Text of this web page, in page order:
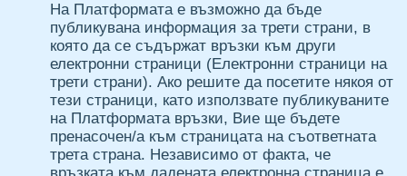
На Платформата е възможно да бъде
публикувана информация за трети страни, в
която да се съдържат връзки към други
електронни страници (Електронни страници на
трети страни). Ако решите да посетите някоя от
тези страници, като използвате публикуваните
на Платформата връзки, Вие ще бъдете
пренасочен/а към страницата на съответната
трета страна. Независимо от факта, че